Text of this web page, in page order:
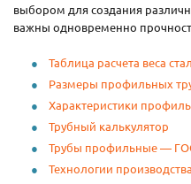
выбором для создания
важны одновременно
Таблица расчета веса
Размеры профильных
Характеристики
Трубный калькулятор
Трубы профильные —
Технологии